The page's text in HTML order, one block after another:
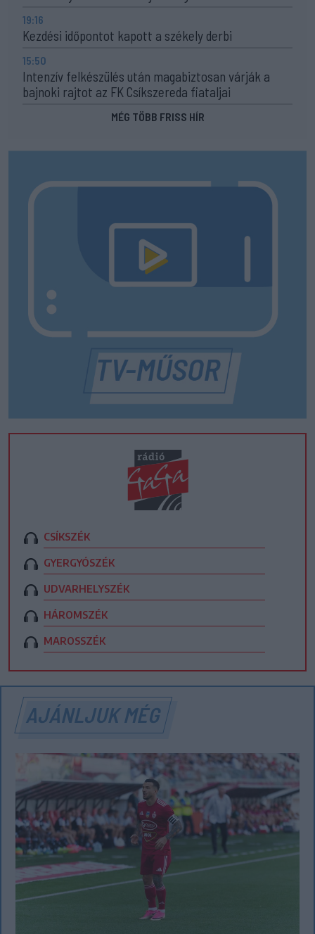
19:16
Kezdési időpontot kapott a székely derbi
15:50
Intenzív felkészülés után magabiztosan várják a
bajnoki rajtot az FK Csíkszereda fiataljai
MÉG TÖBB FRISS HÍR
CSÍKSZÉK
GYERGYÓSZÉK
UDVARHELYSZÉK
HÁROMSZÉK
MAROSSZÉK
AJÁNLJUK MÉG